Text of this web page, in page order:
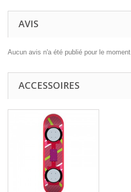
AVIS
Aucun avis n'a été publié pour le moment.
ACCESSOIRES